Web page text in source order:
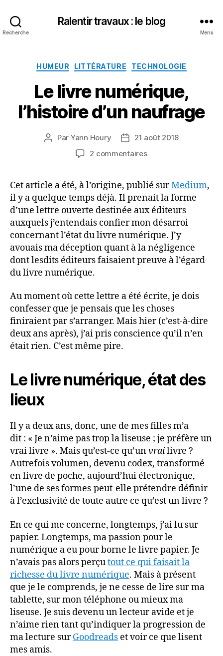
Recherche
Ralentir travaux : le blog
Menu
Catégories
HUMEUR LITTÉRATURE TECHNOLOGIE
Le livre numérique,
l’histoire d’un naufrage
Auteur
Par Yann Houry
Date21 août 2018
2 commentairessur
numérique,
l’histoire
d’un
naufrage
Cet article a été, à l’origine, publié surMedium,
il y a quelque temps déjà. Il prenait la forme
d’une lettre ouverte destinée aux éditeurs
auxquels j’entendais confier mon désarroi
concernant l’état du livre numérique. J’y
avouais ma déception quant à la négligence
dont lesdits éditeurs faisaient preuve à l’égard
du livre numérique.
Au moment où cette lettre a été écrite, je dois
confesser que je pensais que les choses
finiraient par s’arranger. Mais hier (c’est-à-dire
deux ans après), j’ai pris conscience qu’il n’en
était rien. C’est même pire.
Le livre numérique, état des
lieux
Il y a deux ans, donc, une de mes filles m’a
dit : « Je n’aime pas trop la liseuse ; je préfère un
vrai livre ». Mais qu’est-ce qu’unvrailivre ?
Autrefois volumen, devenu codex, transformé
en livre de poche, aujourd’hui électronique,
l’une de ses formes peut-elle prétendre définir
à l’exclusivité de toute autre ce qu’est un livre ?
En ce qui me concerne, longtemps, j’ai lu sur
papier. Longtemps, ma passion pour le
numérique a eu pour borne le livre papier. Je
n’avais pas alors perçutout ce qui faisait la
richesse du livre numérique. Mais à présent
que je le comprends, je ne cesse de lire sur ma
tablette, sur mon téléphone ou mieux ma
liseuse. Je suis devenu un lecteur avide et je
n’aime rien tant qu’indiquer la progression de
ma lecture surGoodreads et voir ce que lisent
mes amis.